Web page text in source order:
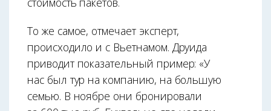
То же самое, отмечает эксперт,
происходило и с Вьетнамом. Друида
приводит показательный пример: «У
нас был тур на компанию, на большую
семью. В ноябре они бронировали